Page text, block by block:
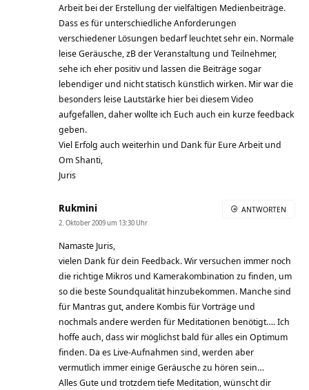
Arbeit bei der Erstellung der vielfältigen Medienbeiträge.
Dass es für unterschiedliche Anforderungen
verschiedener Lösungen bedarf leuchtet sehr ein. Normale
leise Geräusche, zB der Veranstaltung und Teilnehmer,
sehe ich eher positiv und lassen die Beiträge sogar
lebendiger und nicht statisch künstlich wirken. Mir war die
besonders leise Lautstärke hier bei diesem Video
aufgefallen, daher wollte ich Euch auch ein kurze feedback
geben.
Viel Erfolg auch weiterhin und Dank für Eure Arbeit und
Om Shanti,
Juris
Rukmini
2. Oktober 2009 um 13:30 Uhr
Namaste Juris,
vielen Dank für dein Feedback. Wir versuchen immer noch
die richtige Mikros und Kamerakombination zu finden, um
so die beste Soundqualität hinzubekommen. Manche sind
für Mantras gut, andere Kombis für Vorträge und
nochmals andere werden für Meditationen benötigt…. Ich
hoffe auch, dass wir möglichst bald für alles ein Optimum
finden. Da es Live-Aufnahmen sind, werden aber
vermutlich immer einige Geräusche zu hören sein…
Alles Gute und trotzdem tiefe Meditation, wünscht dir
ANTWORTEN